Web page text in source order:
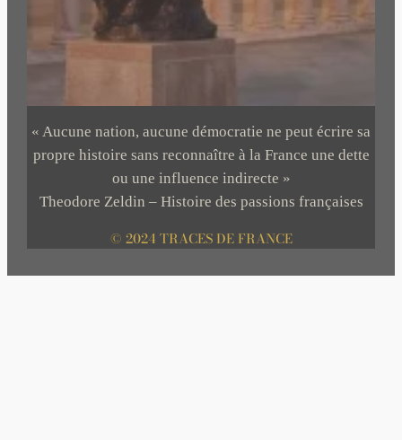
« Aucune nation, aucune démocratie ne peut écrire sa
propre histoire sans reconnaître à la France une dette
ou une influence indirecte »
Theodore Zeldin – Histoire des passions françaises
© 2024 TRACES DE FRANCE